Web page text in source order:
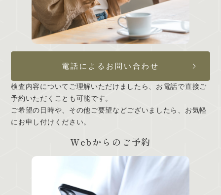
電話によるお問い合わせ
検査内容についてご理解いただけましたら、お電話で直接ご
予約いただくことも可能です。
ご希望の日時や、その他ご要望などございましたら、お気軽
にお申し付けください。
Webからのご予約